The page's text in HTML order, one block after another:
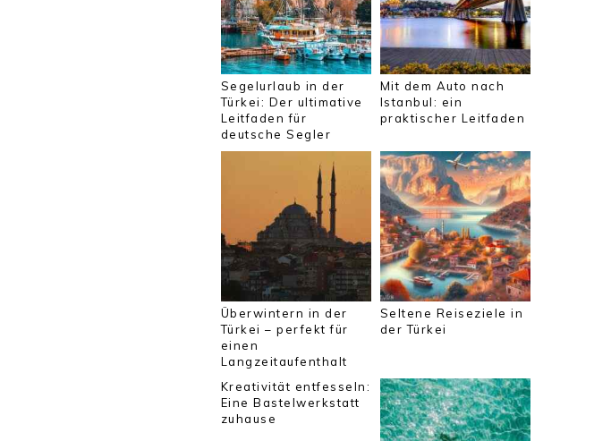
Segelurlaub in der
Türkei: Der ultimative
Leitfaden für
deutsche Segler
Mit dem Auto nach
Istanbul: ein
praktischer Leitfaden
Überwintern in der
Türkei – perfekt für
einen
Langzeitaufenthalt
Seltene Reiseziele in
der Türkei
Kreativität entfesseln:
Eine Bastelwerkstatt
zuhause